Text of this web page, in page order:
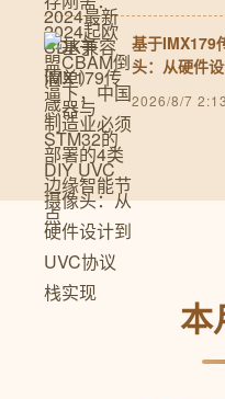
基于IMX179
头：从硬件
2026/8/7
本